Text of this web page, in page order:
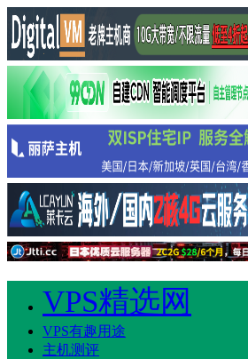
VPS精选网
VPS有趣用途
主机测评